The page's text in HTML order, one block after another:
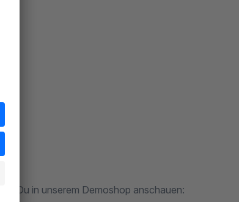
Du in unserem Demoshop anschauen: